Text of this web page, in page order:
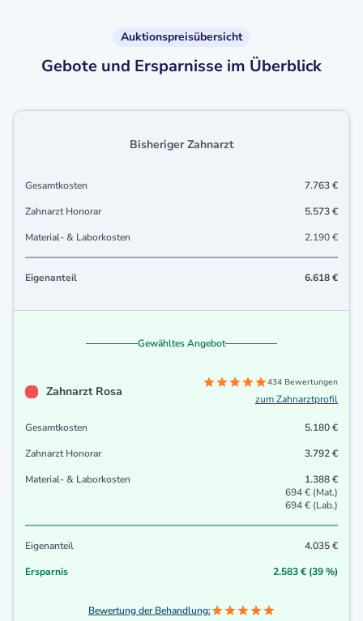
Auktionspreisübersicht
Gebote und Ersparnisse im Überblick
Bisheriger Zahnarzt
Gesamtkosten
7.763 €
Zahnarzt Honorar
5.573 €
Material- & Laborkosten
2.190 €
Eigenanteil 6.618 €
Gewähltes Angebot
Zahnarzt Rosa
434 Bewertungen
zum Zahnarztprofil
Gesamtkosten
5.180 €
Zahnarzt Honorar
3.792 €
Material- & Laborkosten
1.388 €
694 € (Mat.)
694 € (Lab.)
Eigenanteil
4.035 €
Ersparnis
2.583 € (39 %)
Bewertung der Behandlung: